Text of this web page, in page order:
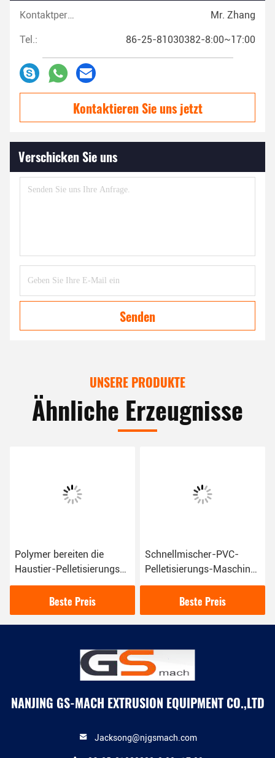
Kontaktpersonen: Mr. Zhang
Tel.: 86-25-81030382-8:00~17:00
Kontaktieren Sie uns jetzt
Verschicken Sie uns
Senden
UNSERE PRODUKTE
Ähnliche Erzeugnisse
Polymer bereiten die
Haustier-Pelletisierungs-
Maschine auf und bereiten
Plastikgranulierer-
Maschine auf
Beste Preis
Schnellmischer-PVC-
Pelletisierungs-Maschine
mit Kapazität 500 - 600
Kilogramm/Stunde
Beste Preis
NANJING GS-MACH EXTRUSION EQUIPMENT CO.,LTD
Jacksong@njgsmach.com